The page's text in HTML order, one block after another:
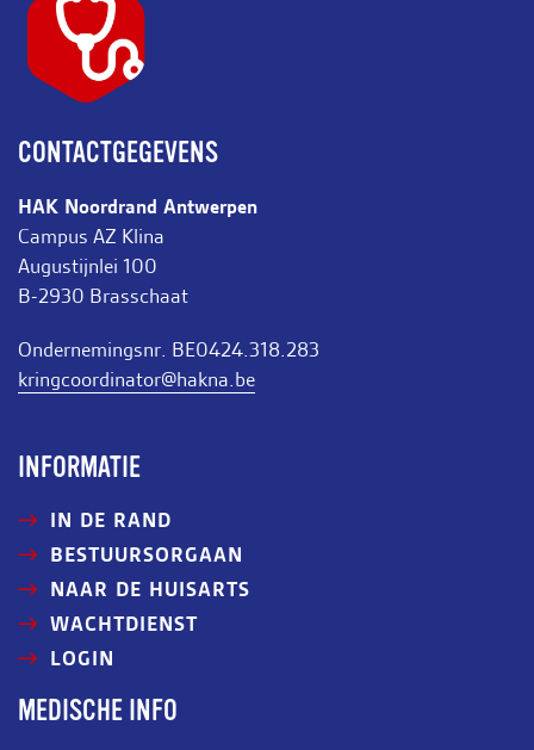
CONTACTGEGEVENS
HAK Noordrand Antwerpen
Campus AZ Klina
Augustijnlei 100
B-2930 Brasschaat
Ondernemingsnr. BE0424.318.283
kringcoordinator@hakna.be
INFORMATIE
IN DE RAND
BESTUURSORGAAN
NAAR DE HUISARTS
WACHTDIENST
LOGIN
MEDISCHE INFO